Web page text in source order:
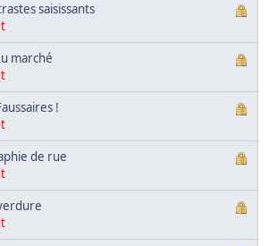
saisissants
marché
!
de rue